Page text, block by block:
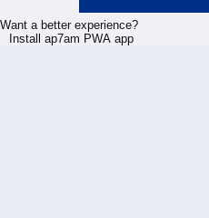
Want a better experience?
Install ap7am PWA app